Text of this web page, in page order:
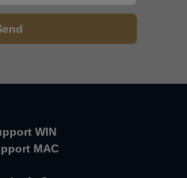
WIN
MAC